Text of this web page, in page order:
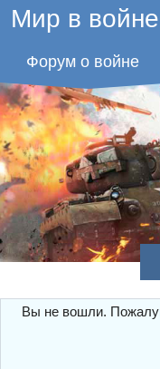
Мир в войне
Форум о войне
Вы не вошли.